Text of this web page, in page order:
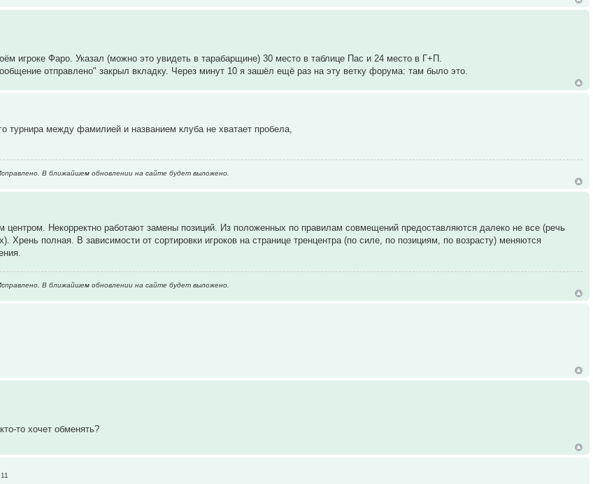
игроке Фаро. Указал (можно это увидеть в тарабарщине) 30 место в таблице Пас и 24 место в Г+П.
отправлено" закрыл вкладку. Через минут 10 я зашёл ещё раз на эту ветку форума: там было это.
турнира между фамилией и названием клуба не хватает пробела,
В ближайшем обновлении на сайте будет выложено.
центром. Некорректно работают замены позиций. Из положенных по правилам совмещений предоставляются далеко не все (речь
Хрень полная. В зависимости от сортировки игроков на странице тренцентра (по силе, по позициям, по возрасту) меняются
В ближайшем обновлении на сайте будет выложено.
то хочет обменять?